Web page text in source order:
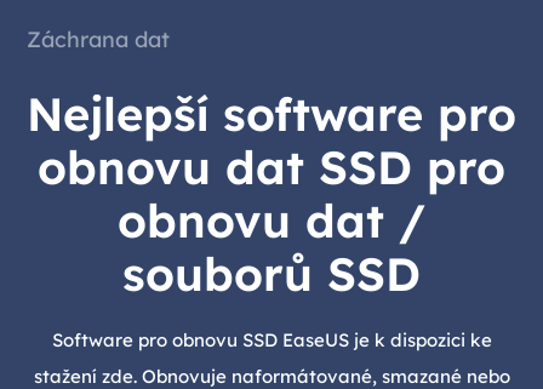
Záchrana dat
Nejlepší software pro
obnovu dat SSD pro
obnovu dat /
souborů SSD
Software pro obnovu SSD EaseUS je k dispozici ke
stažení zde. Obnovuje naformátované, smazané nebo